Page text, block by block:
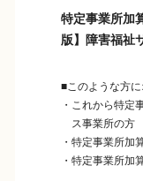
特定事業所加
版】障害福祉
■このような方
・これから特定
ス事業所の方
・特定事業所加
・特定事業所加